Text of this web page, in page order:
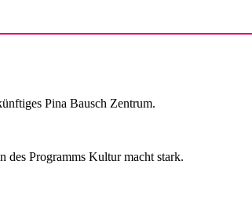
Pina Bausch Zentrum.
des Programms Kultur macht stark.